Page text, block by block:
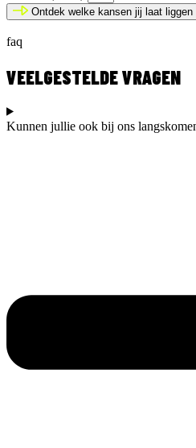
Ontdek welke kansen jij laat liggen
faq
VEELGESTELDE VRAGEN
Kunnen jullie ook bij ons